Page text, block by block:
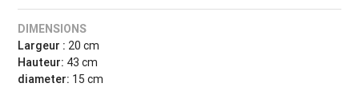
DIMENSIONS
Largeur : 20 cm
Hauteur: 43 cm
diameter: 15 cm